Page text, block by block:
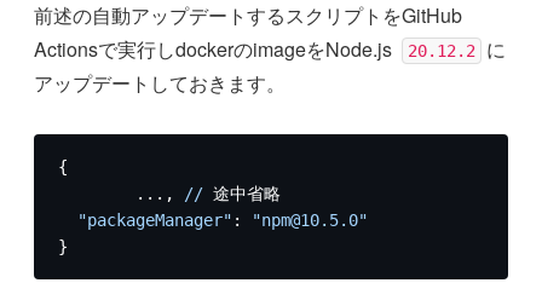
前述の自動アップデートするスクリプトをGitHub
Actionsで実行しdockerのimageをNode.js
20.12.2
に
アップデートしておきます。
{
	...,
// 途中省略
"packageManager" :
"npm@10.5.0"
}